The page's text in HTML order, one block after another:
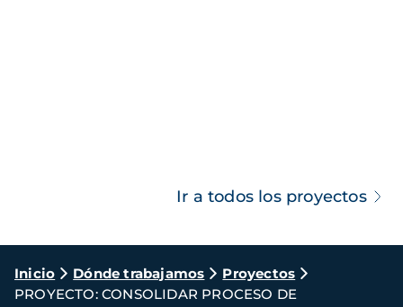
Ir a todos los proyectos
Ruta
de
Inicio Dónde trabajamos
Proyectos
PROYECTO: CONSOLIDAR PROCESO DE